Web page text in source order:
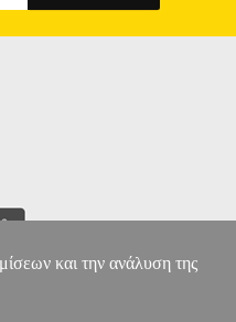
και την ανάλυση της